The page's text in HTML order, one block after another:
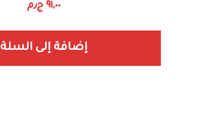
٩١,٠٠ ج٫م
إضافة إلى السلة